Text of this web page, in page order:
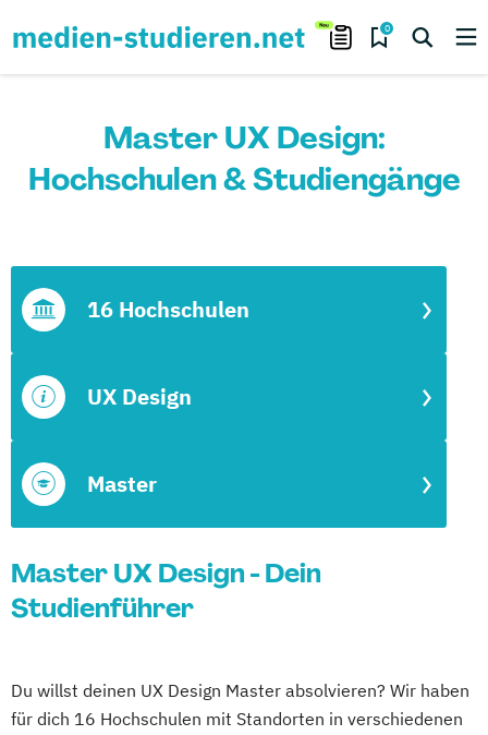
0
Master UX Design:
Hochschulen & Studiengänge
Master
UX Design
16 Hochschulen
Master UX Design - Dein
Studienführer
Du willst deinen UX Design Master absolvieren? Wir haben
für dich 16 Hochschulen mit Standorten in verschiedenen